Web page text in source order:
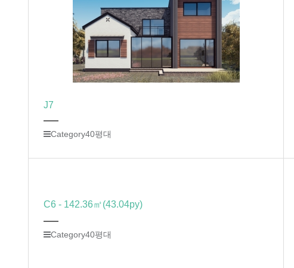
J7
Category40평대
C6 - 142.36㎡(43.04py)
Category40평대